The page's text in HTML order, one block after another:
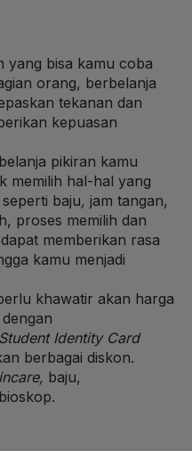
yang bisa kamu coba
orang, berbelanja
tekanan dan
kepuasan
pikiran kamu
memilih hal-hal yang
baju, jam tangan,
proses memilih dan
memberikan rasa
kamu menjadi
khawatir akan harga
Identity Card
berbagai diskon.
baju,